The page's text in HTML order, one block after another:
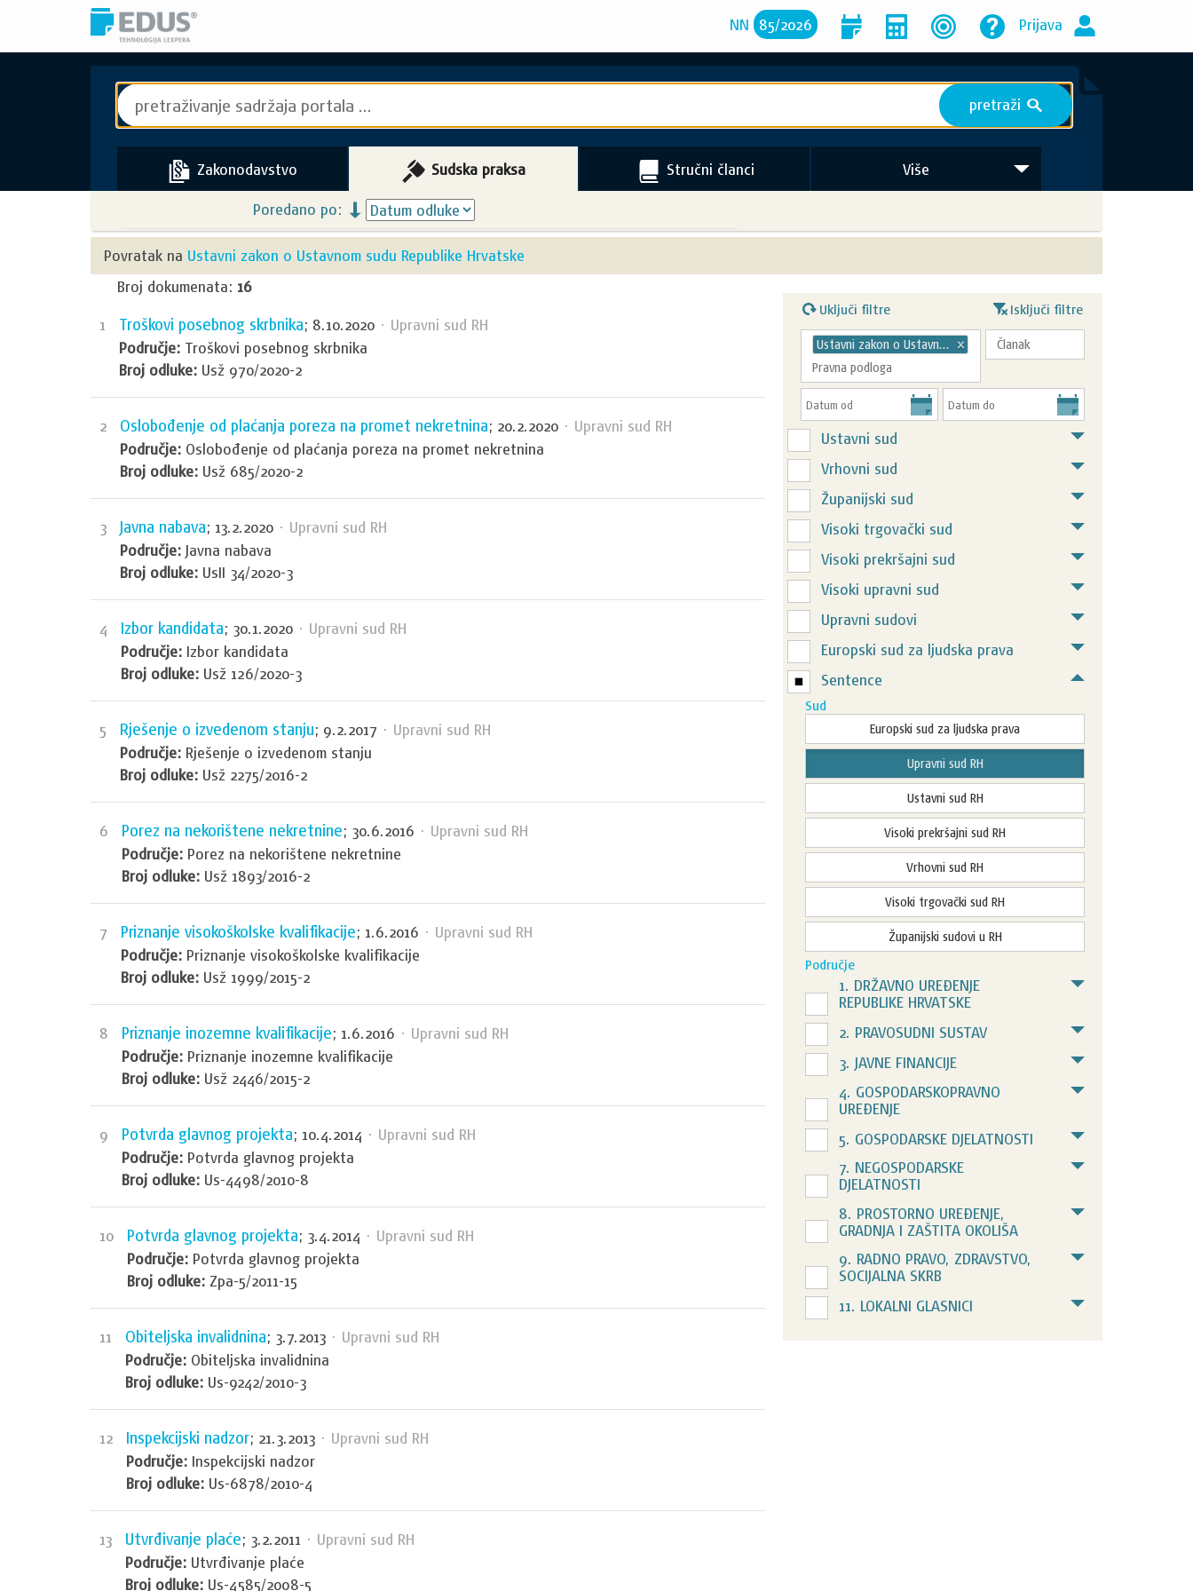
NN 85/2026 Prijava
pretraži S
Zakonodavstvo Sudska praksa Stručni članci Više
Poredano po:
Povratak na Ustavni zakon o Ustavnom sudu Republike Hrvatske
Broj dokumenata: 16
1 Troškovi posebnog skrbnika; 8.10.2020 · Upravni sud RH
Područje: Troškovi posebnog skrbnika
Broj odluke: Usž 970/2020-2
2 Oslobođenje od plaćanja poreza na promet nekretnina; 20.2.2020 · Upravni sud RH
Područje: Oslobođenje od plaćanja poreza na promet nekretnina
Broj odluke: Usž 685/2020-2
3 Javna nabava; 13.2.2020 · Upravni sud RH
Područje: Javna nabava
Broj odluke: UsII 34/2020-3
4 Izbor kandidata; 30.1.2020 · Upravni sud RH
Područje: Izbor kandidata
Broj odluke: Usž 126/2020-3
5 Rješenje o izvedenom stanju; 9.2.2017 · Upravni sud RH
Područje: Rješenje o izvedenom stanju
Broj odluke: Usž 2275/2016-2
6 Porez na nekorištene nekretnine; 30.6.2016 · Upravni sud RH
Područje: Porez na nekorištene nekretnine
Broj odluke: Usž 1893/2016-2
7 Priznanje visokoškolske kvalifikacije; 1.6.2016 · Upravni sud RH
Područje: Priznanje visokoškolske kvalifikacije
Broj odluke: Usž 1999/2015-2
8 Priznanje inozemne kvalifikacije; 1.6.2016 · Upravni sud RH
Područje: Priznanje inozemne kvalifikacije
Broj odluke: Usž 2446/2015-2
9 Potvrda glavnog projekta; 10.4.2014 · Upravni sud RH
Područje: Potvrda glavnog projekta
Broj odluke: Us-4498/2010-8
10 Potvrda glavnog projekta; 3.4.2014 · Upravni sud RH
Područje: Potvrda glavnog projekta
Broj odluke: Zpa-5/2011-15
11 Obiteljska invalidnina; 3.7.2013 · Upravni sud RH
Područje: Obiteljska invalidnina
Broj odluke: Us-9242/2010-3
12 Inspekcijski nadzor; 21.3.2013 · Upravni sud RH
Područje: Inspekcijski nadzor
Broj odluke: Us-6878/2010-4
13 Utvrđivanje plaće; 3.2.2011 · Upravni sud RH
Područje: Utvrđivanje plaće
Broj odluke: Us-4585/2008-5
Uključi filtre Isključi filtre
Ustavni zakon o Ustavnom sudu Republike Hrvatske ×
Ustavni sud
Vrhovni sud
Županijski sud
Visoki trgovački sud
Visoki prekršajni sud
Visoki upravni sud
Upravni sudovi
Europski sud za ljudska prava
Sentence
Sud
Europski sud za ljudska prava
Upravni sud RH
Ustavni sud RH
Visoki prekršajni sud RH
Vrhovni sud RH
Visoki trgovački sud RH
Županijski sudovi u RH
Područje
1. DRŽAVNO UREĐENJE
REPUBLIKE HRVATSKE
2. PRAVOSUDNI SUSTAV
3. JAVNE FINANCIJE
4. GOSPODARSKOPRAVNO
UREĐENJE
5. GOSPODARSKE DJELATNOSTI
7. NEGOSPODARSKE
DJELATNOSTI
8. PROSTORNO UREĐENJE,
GRADNJA I ZAŠTITA OKOLIŠA
9. RADNO PRAVO, ZDRAVSTVO,
SOCIJALNA SKRB
11. LOKALNI GLASNICI